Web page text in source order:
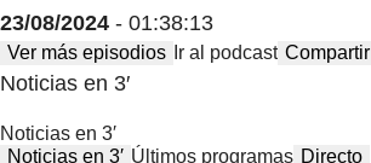
23/08/2024 - 01:38:13
Ver más episodios Ir al podcast Compartir
Noticias en 3′
Noticias en 3′
Noticias en 3′ Últimos programas Directo